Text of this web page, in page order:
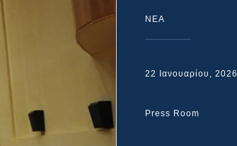
NEA
22 Ιανουαρίου, 2026
Press Room